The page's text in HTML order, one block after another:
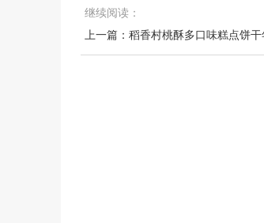
继续阅读：